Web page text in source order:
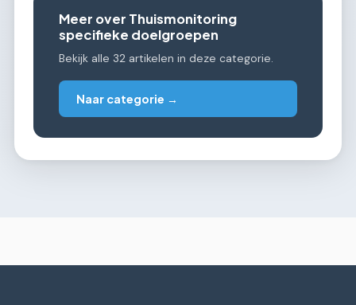
Meer over Thuismonitoring
specifieke doelgroepen
Bekijk alle 32 artikelen in deze categorie.
Naar categorie →